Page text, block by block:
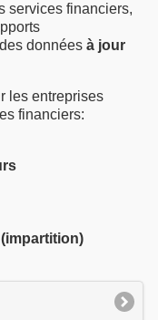
services financiers,
données à jour
les entreprises
financiers: